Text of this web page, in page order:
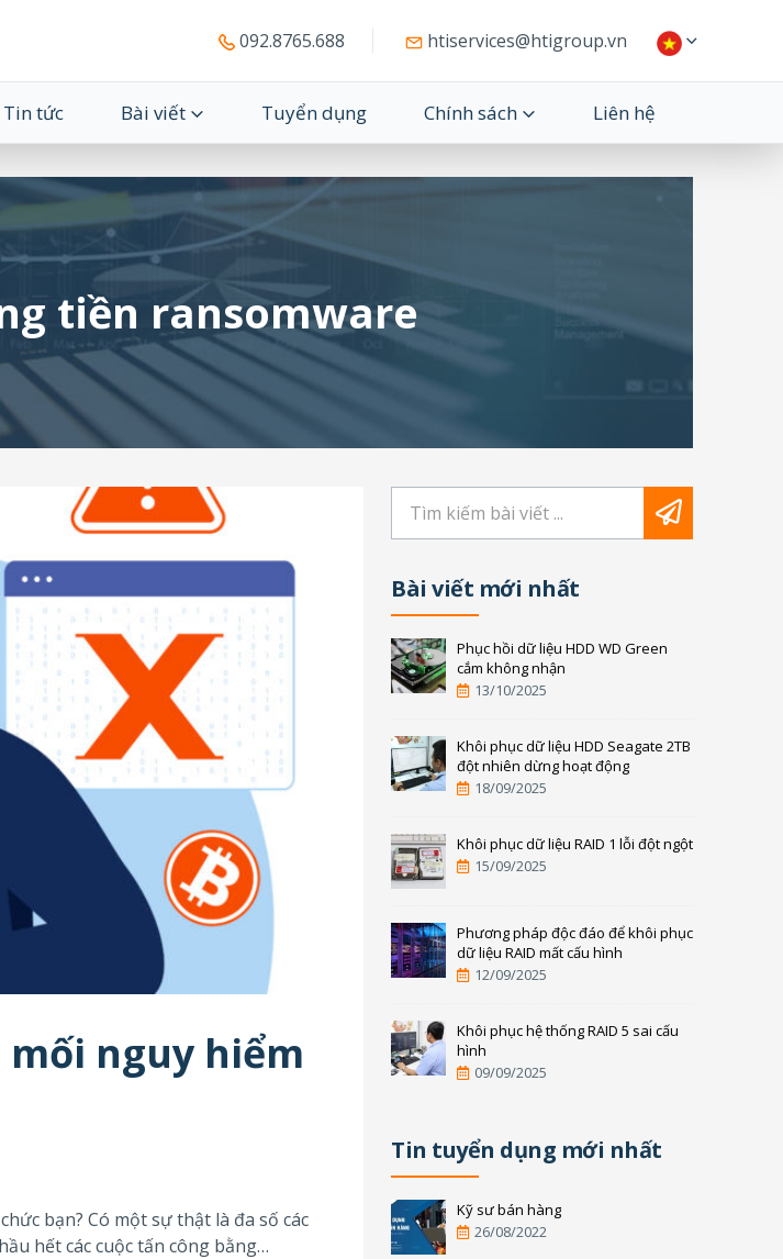
092.8765.688 htiservices@htigroup.vn
Tin tức Bài viết Tuyển dụng Chính sách Liên hệ
tiền ransomware
nguy hiểm
bạn? Có một sự thật là đa số các
hết các cuộc tấn công bằng
Bài viết mới nhất
Phục hồi dữ liệu HDD WD Green
cắm không nhận
13/10/2025
Khôi phục dữ liệu HDD Seagate 2TB
đột nhiên dừng hoạt động
18/09/2025
Khôi phục dữ liệu RAID 1 lỗi đột ngột
15/09/2025
Phương pháp độc đáo để khôi phục
dữ liệu RAID mất cấu hình
12/09/2025
Khôi phục hệ thống RAID 5 sai cấu
hình
09/09/2025
Tin tuyển dụng mới nhất
Kỹ sư bán hàng
26/08/2022